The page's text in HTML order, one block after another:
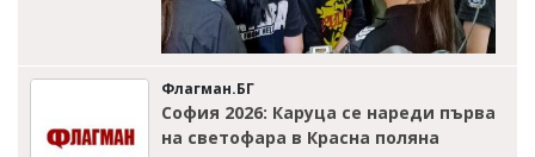
Флагман.БГ
София 2026: Каруца се нареди първа
на светофара в Красна поляна